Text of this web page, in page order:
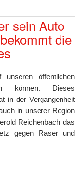
sein Auto
die
unseren öffentlichen
können. Dieses
in der Vergangenheit
in unserer Region
Reichenbach das
gegen Raser und